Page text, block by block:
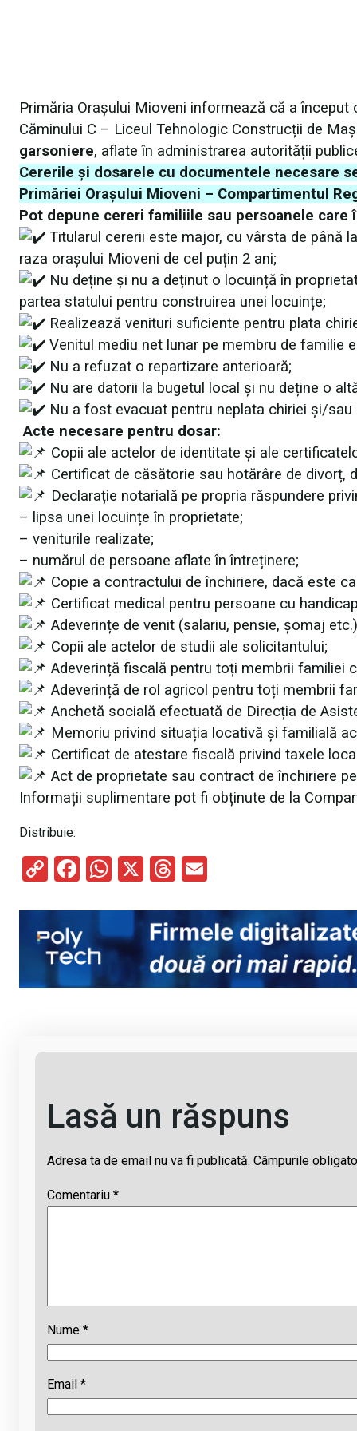
Primăria Orașului Mioveni informează că a
Căminului C – Liceul Tehnologic Construcții de
garsoniere, aflate în administrarea autorității
Cererile și dosarele cu documentele necesare
Primăriei Orașului Mioveni – Compartimentul
Pot depune cereri familiile sau persoanele
Titularul cererii este major, cu vârsta de până
raza orașului Mioveni de cel puțin 2 ani;
Nu deține și nu a deținut o locuință în
partea statului pentru construirea unei locuințe;
Realizează venituri suficiente pentru plata
Venitul mediu net lunar pe membru de familie
Nu a refuzat o repartizare anterioară;
Nu are datorii la bugetul local și nu deține o
Nu a fost evacuat pentru neplata chiriei și/
Acte necesare pentru dosar:
Copii ale actelor de identitate și ale
Certificat de căsătorie sau hotărâre de divorț,
Declarație notarială pe propria răspundere
– lipsa unei locuințe în proprietate;
– veniturile realizate;
– numărul de persoane aflate în întreținere;
Copie a contractului de închiriere, dacă este
Certificat medical pentru persoane cu
Adeverințe de venit (salariu, pensie, șomaj
Copii ale actelor de studii ale solicitantului;
Adeverință fiscală pentru toți membrii familiei
Adeverință de rol agricol pentru toți membrii
Anchetă socială efectuată de Direcția de
Memoriu privind situația locativă și familială
Certificat de atestare fiscală privind taxele
Act de proprietate sau contract de închiriere
Informații suplimentare pot fi obținute de la
Distribuie:
C
py
Li
n
k
F
ce
b
o
o
W
at
s
A
p
X
T
e
a
d
s
ail
Lasă un răspuns
Adresa ta de email nu va fi publicată. Câmpurile
Comentariu *
Nume *
Email *